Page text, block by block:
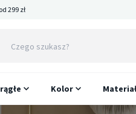
299 zł
Kolor